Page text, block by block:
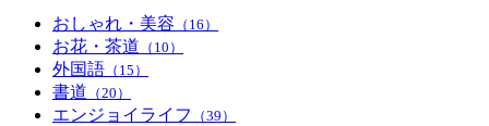
おしゃれ・美容 （16）
お花・茶道 （10）
外国語 （15）
書道 （20）
エンジョイライフ （39）